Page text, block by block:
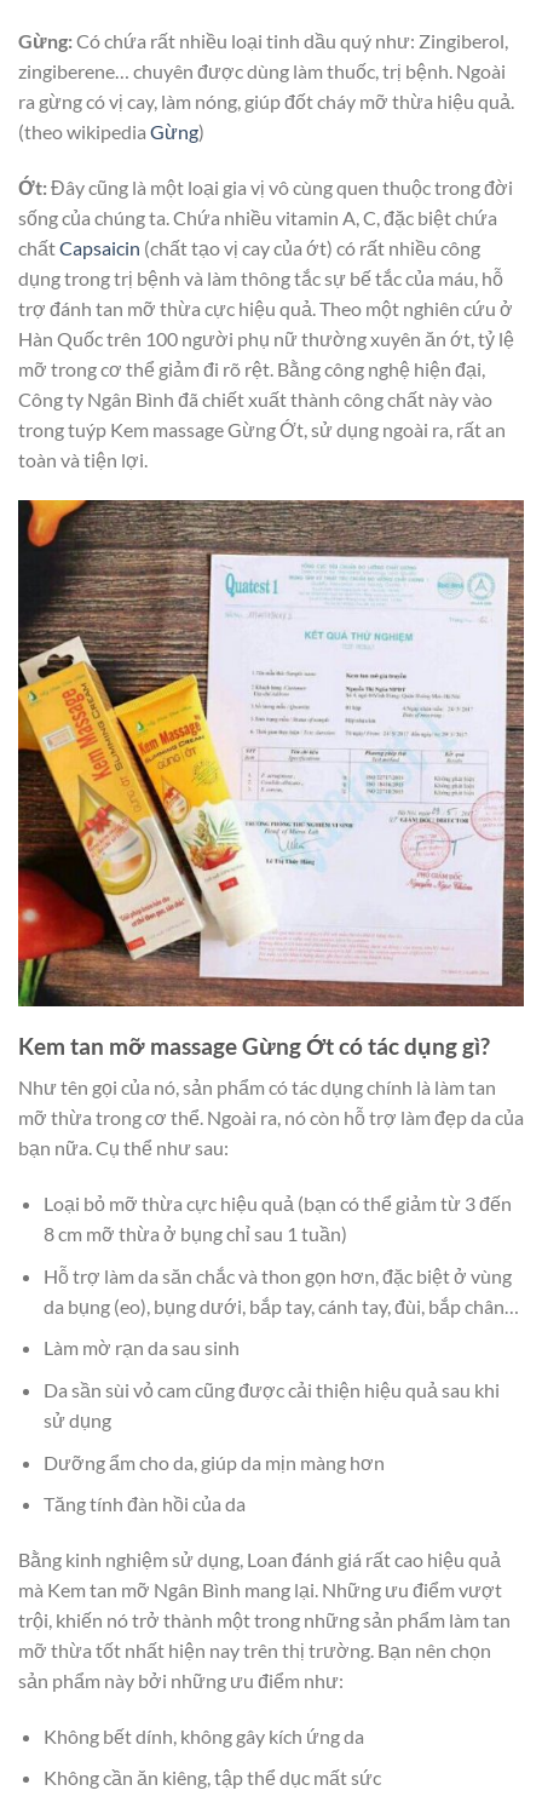
Gừng:Có chứa rất nhiều loại tinh dầu quý như: Zingiberol,
zingiberene… chuyên được dùng làm thuốc, trị bệnh. Ngoài
ra gừng có vị cay, làm nóng, giúp đốt cháy mỡ thừa hiệu quả.
(theo wikipedia Gừng)
Ớt:Đây cũng là một loại gia vị vô cùng quen thuộc trong đời
sống của chúng ta. Chứa nhiều vitamin A, C, đặc biệt chứa
chấtCapsaicin (chất tạo vị cay của ớt) có rất nhiều công
dụng trong trị bệnh và làm thông tắc sự bế tắc của máu, hỗ
trợ đánh tan mỡ thừa cực hiệu quả. Theo một nghiên cứu ở
Hàn Quốc trên 100 người phụ nữ thường xuyên ăn ớt, tỷ lệ
mỡ trong cơ thể giảm đi rõ rệt. Bằng công nghệ hiện đại,
Công ty Ngân Bình đã chiết xuất thành công chất này vào
trong tuýp Kem massage Gừng Ớt, sử dụng ngoài ra, rất an
toàn và tiện lợi.
Kem tan mỡ massage Gừng Ớt có tác dụng gì?
Như tên gọi của nó, sản phẩm có tác dụng chính là làm tan
mỡ thừa trong cơ thể. Ngoài ra, nó còn hỗ trợ làm đẹp da của
bạn nữa. Cụ thể như sau:
Loại bỏ mỡ thừa cực hiệu quả (bạn có thể giảm từ 3 đến
8 cm mỡ thừa ở bụng chỉ sau 1 tuần)
Hỗ trợ làm da săn chắc và thon gọn hơn, đặc biệt ở vùng
da bụng (eo), bụng dưới, bắp tay, cánh tay, đùi, bắp chân…
Làm mờ rạn da sau sinh
Da sần sùi vỏ cam cũng được cải thiện hiệu quả sau khi
sử dụng
Dưỡng ẩm cho da, giúp da mịn màng hơn
Tăng tính đàn hồi của da
Bằng kinh nghiệm sử dụng, Loan đánh giá rất cao hiệu quả
mà Kem tan mỡ Ngân Bình mang lại. Những ưu điểm vượt
trội, khiến nó trở thành một trong những sản phẩm làm tan
mỡ thừa tốt nhất hiện nay trên thị trường. Bạn nên chọn
sản phẩm này bởi những ưu điểm như:
Không bết dính, không gây kích ứng da
Không cần ăn kiêng, tập thể dục mất sức